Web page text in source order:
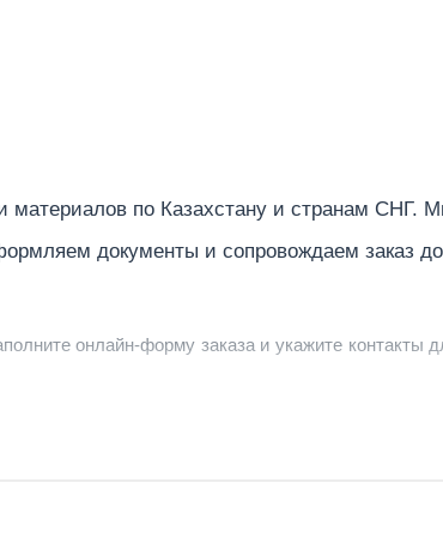
материалов по Казахстану и странам СНГ.
документы и сопровождаем заказ до
онлайн-форму заказа и укажите контакты
поставки и предложить удобный вариант